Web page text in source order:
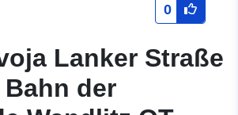
0
Lanker Straße
der